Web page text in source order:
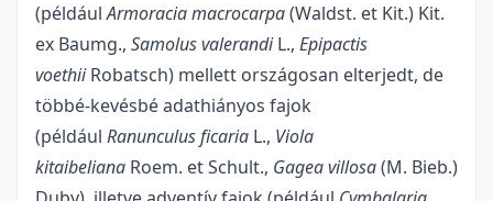
(példáulArmoracia macrocarpa(Waldst. et Kit.) Kit.
ex Baumg., Samolus valerandiL., Epipactis
voethiiRobatsch) mellett országosan elterjedt, de
többé-kevésbé adathiányos fajok
(például Ranunculus ficaria L., Viola
kitaibeliana Roem. et Schult., Gagea villosa(M. Bieb.)